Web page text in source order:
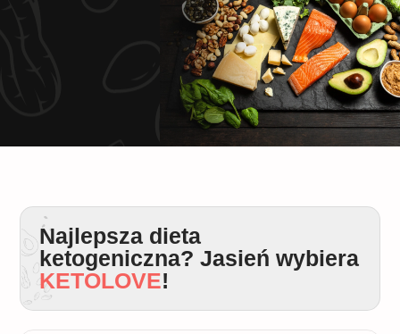
Najlepsza dieta
ketogeniczna? Jasień wybiera
KETOLOVE!